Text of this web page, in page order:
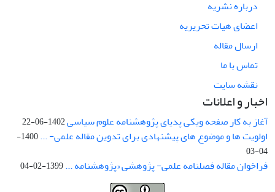
درباره نشریه
اعضای هیات تحریریه
ارسال مقاله
تماس با ما
نقشه سایت
اخبار و اعلانات
آغاز به کار صفحه ویکی پدیای پژوهشنامه علوم سیاسی1402-06-22
اولویت ها و موضوع های پیشنهادی برای تدوین مقاله علمی- ...
1400-
04-03
فراخوان مقاله فصلنامه علمی- پژوهشی «پژوهشنامه ...1399-02-04